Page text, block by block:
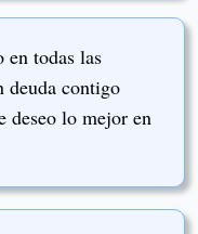
todas las
deuda contigo
deseo lo mejor en